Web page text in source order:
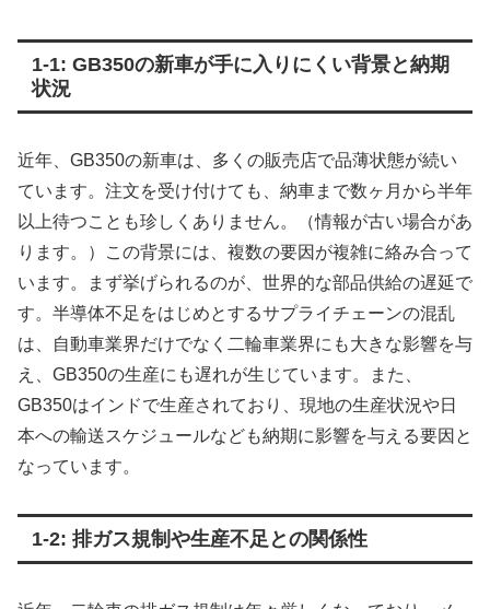
1-1: GB350の新車が手に入りにくい背景と納期
状況
近年、GB350の新車は、多くの販売店で品薄状態が続い
ています。注文を受け付けても、納車まで数ヶ月から半年
以上待つことも珍しくありません。（情報が古い場合があ
ります。）この背景には、複数の要因が複雑に絡み合って
います。まず挙げられるのが、世界的な部品供給の遅延で
す。半導体不足をはじめとするサプライチェーンの混乱
は、自動車業界だけでなく二輪車業界にも大きな影響を与
え、GB350の生産にも遅れが生じています。また、
GB350はインドで生産されており、現地の生産状況や日
本への輸送スケジュールなども納期に影響を与える要因と
なっています。
1-2: 排ガス規制や生産不足との関係性